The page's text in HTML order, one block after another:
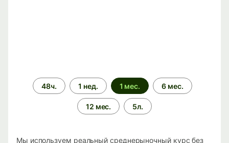
Период
времени
48ч. 1 нед. 1 мес. 6 мес.
12 мес. 5л.
Мы используем реальный среднерыночный курс без